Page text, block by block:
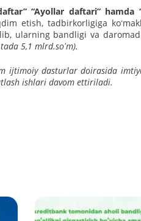
“Ayollar daftari” hamda
etish, tadbirkorligiga
ularning bandligi va daromad
5,1 mlrd.soʻm).
ijtimoiy dasturlar doirasida
ishlari davom ettiriladi.